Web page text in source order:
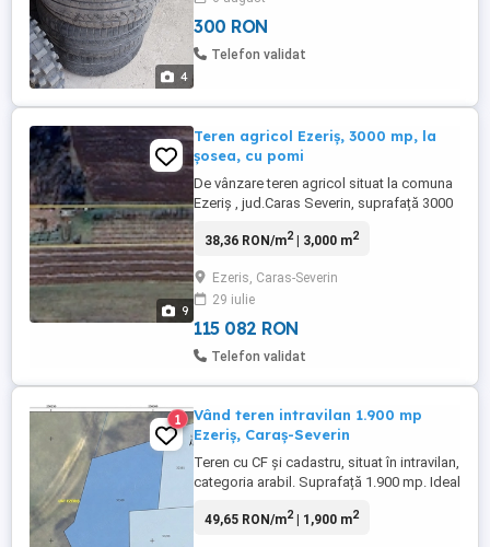
4
300 RON
Telefon validat
9
Teren agricol Ezeriș, 3000 mp, la
șosea, cu pomi
De vânzare teren agricol situat la comuna
Ezeriș , jud.Caras Severin, suprafață 3000
împrejmuit cu gard, pretabil pentru casă
38,36 RON/m2| 3,000 m2
Ezeris, Caras-Severin
29 iulie
115 082 RON
Telefon validat
1
Vând teren intravilan 1.900 mp
Ezeriș, Caraș-Severin
Teren cu CF și cadastru, situat în intravilan,
categoria arabil. Suprafață 1.900 mp. Ideal
parcelat. Drum de acces pietruit la
49,65 RON/m2| 1,900 m2